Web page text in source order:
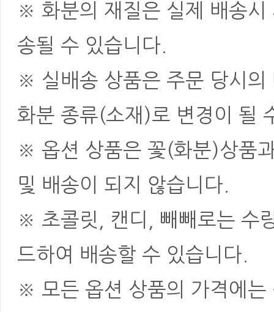
※ 화분의 재질은 실제 배송시
송될 수 있습니다.
※ 실배송 상품은 주문 당시의
화분 종류(소재)로 변경이 될
※ 옵션 상품은 꽃(화분)상품
및 배송이 되지 않습니다.
※ 초콜릿, 캔디, 빼빼로는 수
드하여 배송할 수 있습니다.
※ 모든 옵션 상품의 가격에는